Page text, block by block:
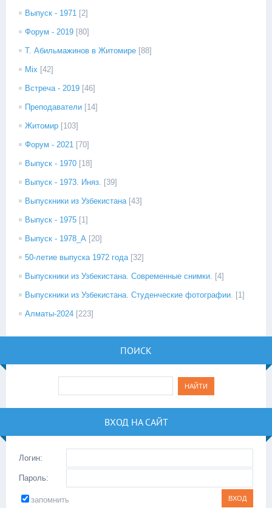
Выпуск - 1971 [2]
Форум - 2019 [80]
Т. Абильмажинов в Житомире [88]
Mix [42]
Встреча - 2019 [46]
Преподаватели [14]
Житомир [103]
Форум - 2021 [70]
Выпуск - 1970 [18]
Выпуск - 1973. Иняз. [39]
Выпускники из Узбекистана [43]
Выпуск - 1975 [1]
Выпуск - 1978_А [20]
50-летие выпуска 1972 года [32]
Выпускники из Узбекистана. Современные снимки. [4]
Выпускники из Узбекистана. Студенческие фотографии. [1]
Алматы-2024 [223]
ПОИСК
ВХОД НА САЙТ
Логин:
Пароль:
запомнить